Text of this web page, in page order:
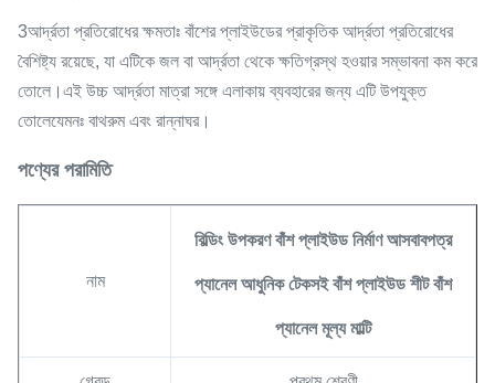
3আর্দ্রতা প্রতিরোধের ক্ষমতাঃ বাঁশের প্লাইউডের প্রাকৃতিক আর্দ্রতা প্রতিরোধের
বৈশিষ্ট্য রয়েছে, যা এটিকে জল বা আর্দ্রতা থেকে ক্ষতিগ্রস্থ হওয়ার সম্ভাবনা কম করে
তোলে।এই উচ্চ আর্দ্রতা মাত্রা সঙ্গে এলাকায় ব্যবহারের জন্য এটি উপযুক্ত
তোলেযেমনঃ বাথরুম এবং রান্নাঘর।
পণ্যের পরামিতি
নাম
বিল্ডিং উপকরণ বাঁশ প্লাইউড নির্মাণ আসবাবপত্র
প্যানেল আধুনিক টেকসই বাঁশ প্লাইউড শীট বাঁশ
প্যানেল মূল্য মাল্টি